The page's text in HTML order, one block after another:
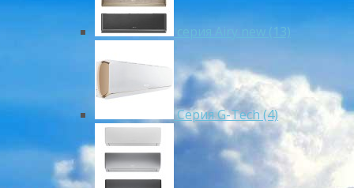
серия Airy new (13)
Серия G-Tech (4)